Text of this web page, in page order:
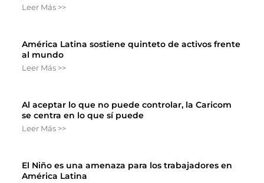
Leer Más >>
América Latina sostiene quinteto de activos frente
al mundo
Leer Más >>
Al aceptar lo que no puede controlar, la Caricom
se centra en lo que sí puede
Leer Más >>
El Niño es una amenaza para los trabajadores en
América Latina